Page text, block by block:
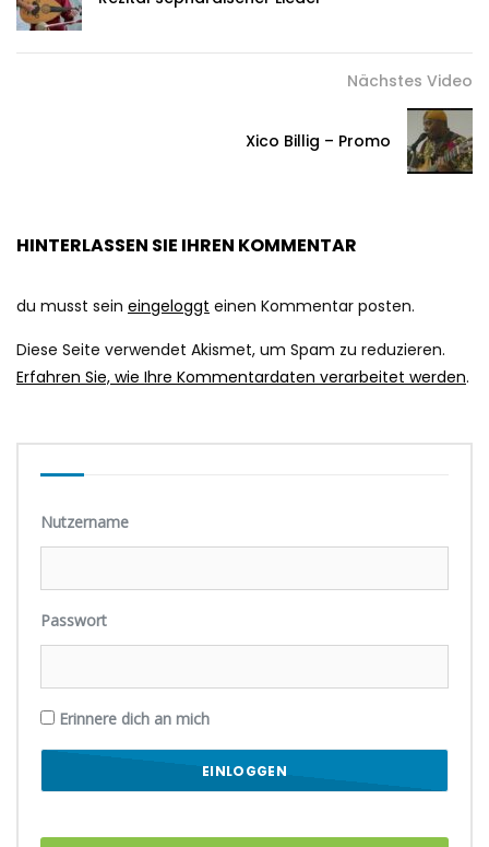
Nächstes Video
Xico Billig – Promo
HINTERLASSEN SIE IHREN KOMMENTAR
du musst sein eingeloggt einen Kommentar posten.
Diese Seite verwendet Akismet, um Spam zu reduzieren.
Erfahren Sie, wie Ihre Kommentardaten verarbeitet werden.
Nutzername
Passwort
Erinnere dich an mich